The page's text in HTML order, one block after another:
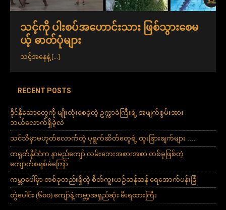
သင့်ကို ပါးစပ်အဟောင်းသား ဖြစ်သွားစေမ
ယ့် ဓာတ်ပုံများ
သင့်အနေနဲ့ [...]
RECENT POSTS
ဒိုင်နိုဆောတွေကို မျိုးတုံးစေခဲ့တဲ့ ဥက္ကာခဲကြီးရဲ့ အဖျက်စွမ်းအား
ဘယ်လောက်ရှိခဲ့လဲ
သင်သိမှာမဟုတ်လောက်တဲ့ ပုရွက်ဆိတ်တွေရဲ့ ထူးခြားချက်များ ….
တရုတ်နိုင်ငံက နာမည်ကျော် လမ်းဘေးအစားအစာ တစ်ခုဖြစ်တဲ့
ကျောက်စရစ်ခဲကြော်
ကမ္ဘာပေါ်မှာ တစ်ခုတည်းရှိတဲ့ စိတ်ကူးယဉ်ဆန်ဆန် ရေအောက်ပန်းခြံ
တွဲပေါင်း (၆၀၀) ကျော်နဲ့ ကမ္ဘာ့အရှည်ဆုံး မီးရထားကြီး